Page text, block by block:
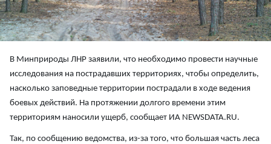
В Минприроды ЛНР заявили, что необходимо провести научные
исследования на пострадавших территориях, чтобы определить,
насколько заповедные территории пострадали в ходе ведения
боевых действий. На протяжении долгого времени этим
территориям наносили ущерб, сообщает ИА NEWSDATA.RU.
Так, по сообщению ведомства, из-за того, что большая часть леса